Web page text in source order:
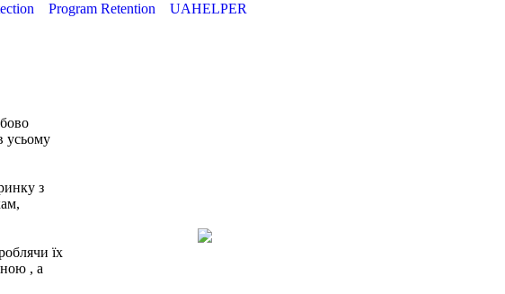
Program Retention UAHELPER
усьому
з
їх
, а